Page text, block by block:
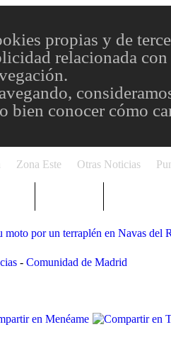
propias y de
relacionada
bien conocer cómo
Zona Este Otras Noticias
moto por un terraplén en Navas del
- Comunidad de Madrid